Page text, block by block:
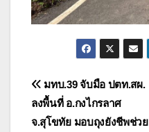
แนะแนว
เรื่อง
มทบ.39 จับมือ ปตท.สผ.
ลงพื้นที่ อ.กงไกรลาศ
จ.สุโขทัย มอบถุงยังชีพช่วย